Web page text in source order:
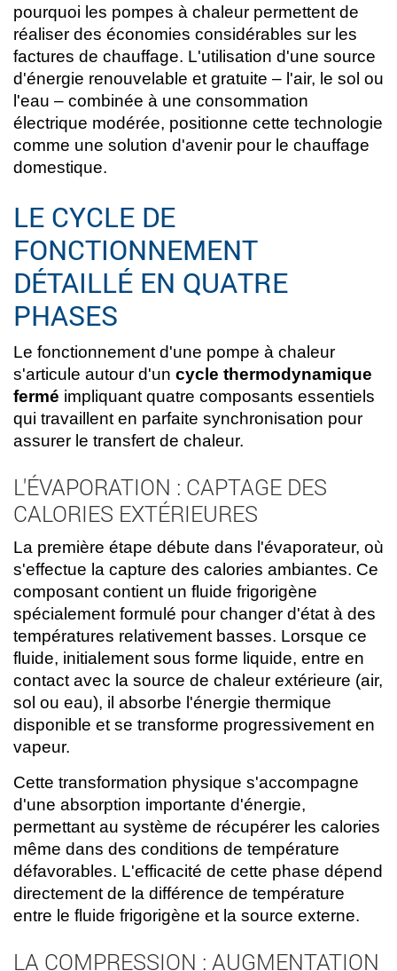
pourquoi les pompes à chaleur permettent de
réaliser des économies considérables sur les
factures de chauffage. L'utilisation d'une source
d'énergie renouvelable et gratuite – l'air, le sol ou
l'eau – combinée à une consommation
électrique modérée, positionne cette technologie
comme une solution d'avenir pour le chauffage
domestique.
LE CYCLE DE
FONCTIONNEMENT
DÉTAILLÉ EN QUATRE
PHASES
Le fonctionnement d'une pompe à chaleur
s'articule autour d'un cycle thermodynamique
fermé impliquant quatre composants essentiels
qui travaillent en parfaite synchronisation pour
assurer le transfert de chaleur.
L'ÉVAPORATION : CAPTAGE DES
CALORIES EXTÉRIEURES
La première étape débute dans l'évaporateur, où
s'effectue la capture des calories ambiantes. Ce
composant contient un fluide frigorigène
spécialement formulé pour changer d'état à des
températures relativement basses. Lorsque ce
fluide, initialement sous forme liquide, entre en
contact avec la source de chaleur extérieure (air,
sol ou eau), il absorbe l'énergie thermique
disponible et se transforme progressivement en
vapeur.
Cette transformation physique s'accompagne
d'une absorption importante d'énergie,
permettant au système de récupérer les calories
même dans des conditions de température
défavorables. L'efficacité de cette phase dépend
directement de la différence de température
entre le fluide frigorigène et la source externe.
LA COMPRESSION : AUGMENTATION